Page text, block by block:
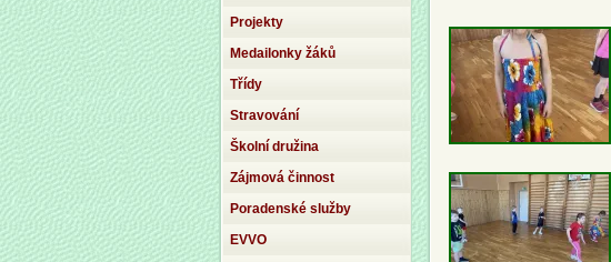
Projekty
Medailonky žáků
Třídy
Stravování
Školní družina
Zájmová činnost
Poradenské služby
EVVO